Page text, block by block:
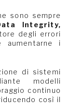
sono sempre
Integrity,
degli errori
aumentarne i
di sistemi
modelli
continuo
così il